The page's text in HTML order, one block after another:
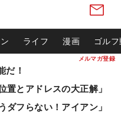
メルマガ登録
ライフ 漫画 ゴル
だ！
置とアドレスの大正解」
ダフらない！アイアン」